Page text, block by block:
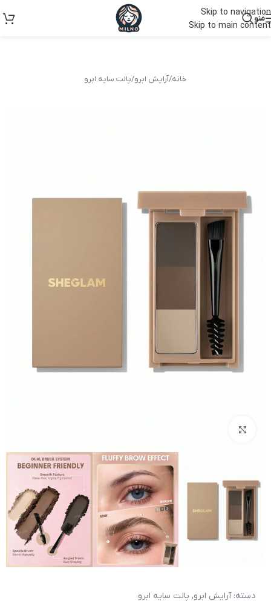
Skip to navigation
Skip to main content
منو
خانه/آرایش ابرو/پالت سایه ابرو
دسته: آرایش ابرو, پالت سایه ابرو